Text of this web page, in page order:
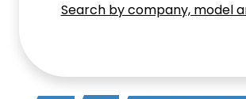
Search by company, model